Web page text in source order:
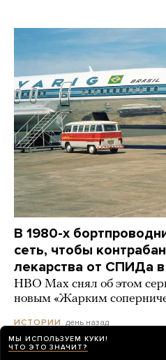
В 1980-х
сеть, чтобы
лекарства от СПИДа
HBO Max снял об этом
новым «Жарким
ИСТОРИИ день назад
МЫ ИСПОЛЬЗУЕМ КУКИ!
ЧТО ЭТО ЗНАЧИТ?